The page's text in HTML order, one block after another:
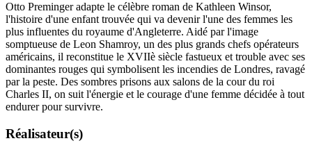
Otto Preminger adapte le célèbre roman de Kathleen Winsor,
l'histoire d'une enfant trouvée qui va devenir l'une des femmes les
plus influentes du royaume d'Angleterre. Aidé par l'image
somptueuse de Leon Shamroy, un des plus grands chefs opérateurs
américains, il reconstitue le XVIIè siècle fastueux et trouble avec ses
dominantes rouges qui symbolisent les incendies de Londres, ravagé
par la peste. Des sombres prisons aux salons de la cour du roi
Charles II, on suit l'énergie et le courage d'une femme décidée à tout
endurer pour survivre.
Réalisateur(s)